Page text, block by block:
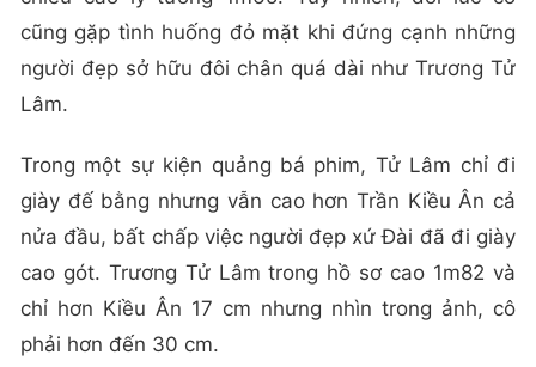
cũng gặp tình huống đỏ mặt khi đứng cạnh những
người đẹp sở hữu đôi chân quá dài như Trương Tử
Lâm.
Trong một sự kiện quảng bá phim, Tử Lâm chỉ đi
giày đế bằng nhưng vẫn cao hơn Trần Kiều Ân cả
nửa đầu, bất chấp việc người đẹp xứ Đài đã đi giày
cao gót. Trương Tử Lâm trong hồ sơ cao 1m82 và
chỉ hơn Kiều Ân 17 cm nhưng nhìn trong ảnh, cô
phải hơn đến 30 cm.